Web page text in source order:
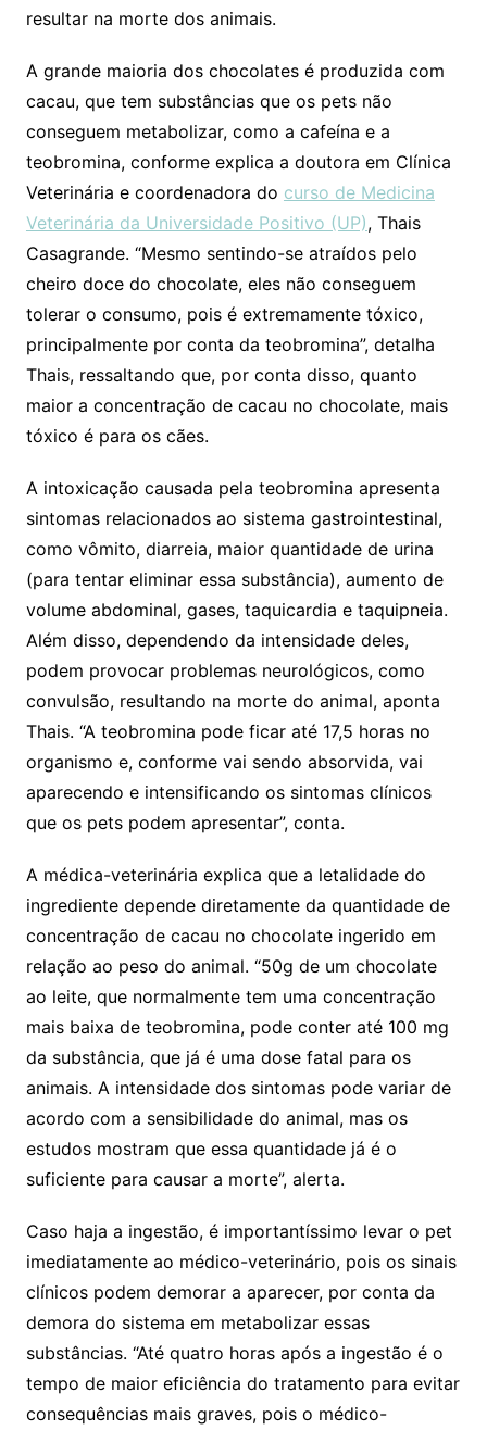
resultar na morte dos animais.
A grande maioria dos chocolates é produzida com
cacau, que tem substâncias que os pets não
conseguem metabolizar, como a cafeína e a
teobromina, conforme explica a doutora em Clínica
Veterinária e coordenadora do curso de Medicina
Veterinária da Universidade Positivo (UP), Thais
Casagrande. “Mesmo sentindo-se atraídos pelo
cheiro doce do chocolate, eles não conseguem
tolerar o consumo, pois é extremamente tóxico,
principalmente por conta da teobromina”, detalha
Thais, ressaltando que, por conta disso, quanto
maior a concentração de cacau no chocolate, mais
tóxico é para os cães.
A intoxicação causada pela teobromina apresenta
sintomas relacionados ao sistema gastrointestinal,
como vômito, diarreia, maior quantidade de urina
(para tentar eliminar essa substância), aumento de
volume abdominal, gases, taquicardia e taquipneia.
Além disso, dependendo da intensidade deles,
podem provocar problemas neurológicos, como
convulsão, resultando na morte do animal, aponta
Thais. “A teobromina pode ficar até 17,5 horas no
organismo e, conforme vai sendo absorvida, vai
aparecendo e intensificando os sintomas clínicos
que os pets podem apresentar”, conta.
A médica-veterinária explica que a letalidade do
ingrediente depende diretamente da quantidade de
concentração de cacau no chocolate ingerido em
relação ao peso do animal. “50g de um chocolate
ao leite, que normalmente tem uma concentração
mais baixa de teobromina, pode conter até 100 mg
da substância, que já é uma dose fatal para os
animais. A intensidade dos sintomas pode variar de
acordo com a sensibilidade do animal, mas os
estudos mostram que essa quantidade já é o
suficiente para causar a morte”, alerta.
Caso haja a ingestão, é importantíssimo levar o pet
imediatamente ao médico-veterinário, pois os sinais
clínicos podem demorar a aparecer, por conta da
demora do sistema em metabolizar essas
substâncias. “Até quatro horas após a ingestão é o
tempo de maior eficiência do tratamento para evitar
consequências mais graves, pois o médico-